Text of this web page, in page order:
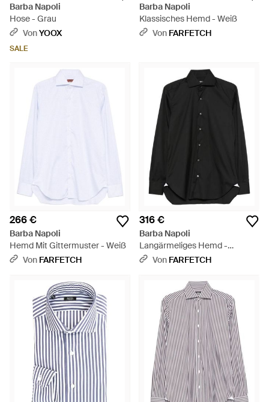
Barba Napoli
Hose - Grau
VonYOOX
SALE
Barba Napoli
Klassisches Hemd - Weiß
Von FARFETCH
266 €
Barba Napoli
Hemd Mit Gittermuster - Weiß
Von FARFETCH
316 €
Barba Napoli
Langärmeliges Hemd -
Schwarz
Von FARFETCH